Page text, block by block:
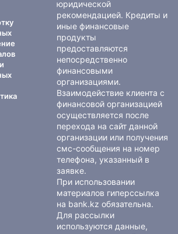
юридической
рекомендацией. Кредиты и
иные финансовые
продукты
предоставляются
непосредственно
финансовыми
организациями.
Взаимодействие клиента с
финансовой организацией
осуществляется после
перехода на сайт данной
организации или получения
смс-сообщения на номер
телефона, указанный в
заявке.
При использовании
материалов гиперссылка
на bank.kz обязательна.
Для рассылки
используются данные,